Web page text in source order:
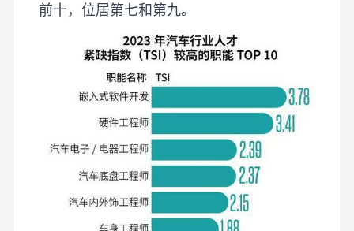
前十，位居第七和第九。